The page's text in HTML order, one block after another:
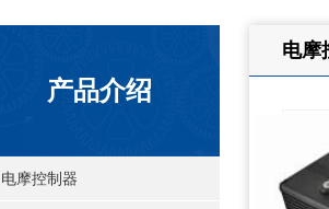
产品介绍
电摩控制器
电摩